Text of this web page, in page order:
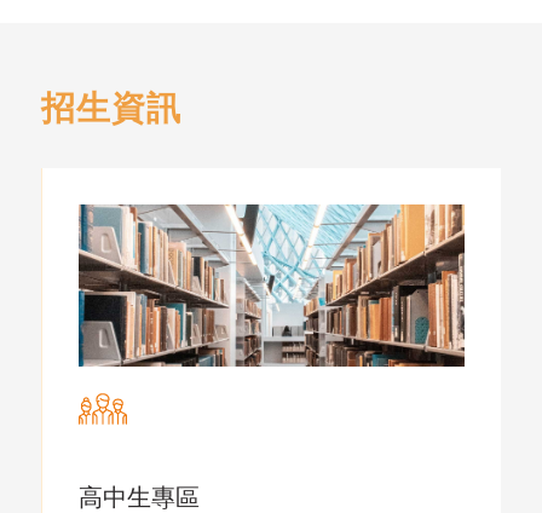
招生資訊
高中生專區